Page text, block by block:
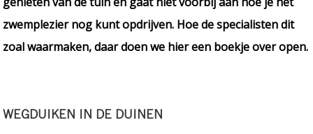
zwemplezier nog kunt opdrijven. Hoe de specialisten dit
zoal waarmaken, daar doen we hier een boekje over open.
WEGDUIKEN IN DE DUINEN